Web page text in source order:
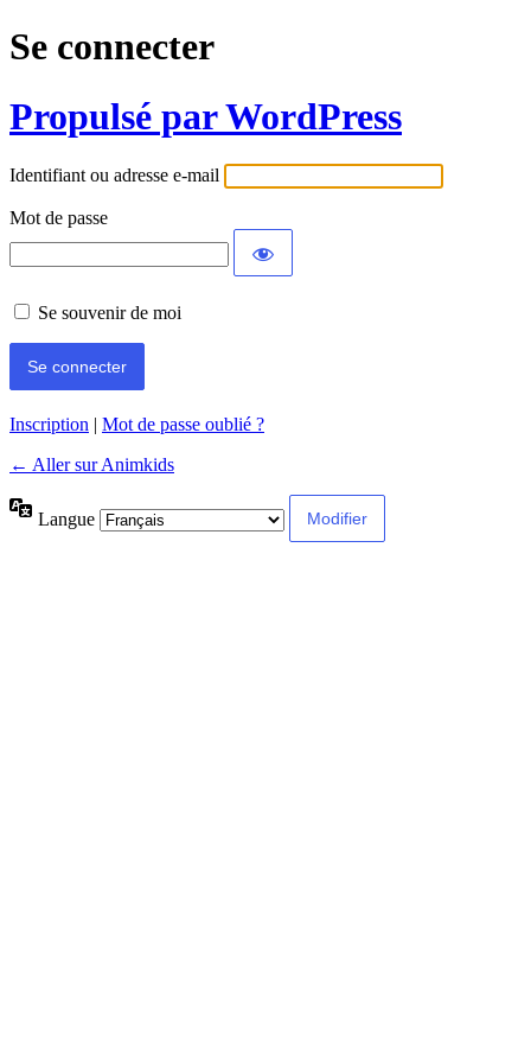
Se connecter
Propulsé par WordPress
Identifiant ou adresse e-mail
Mot de passe
Se souvenir de moi
Inscription | Mot de passe oublié ?
← Aller sur Animkids
Langue